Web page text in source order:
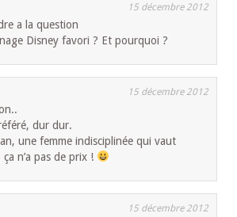
15 décembre 2012
a la question
Disney favori ? Et pourquoi ?
15 décembre 2012
dur dur.
une femme indisciplinée qui vaut
n’a pas de prix !
15 décembre 2012